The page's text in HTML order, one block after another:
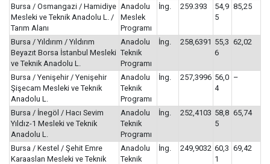
Bursa / Osmangazi / Hamidiye
Mesleki ve Teknik Anadolu L. /
Tarım Alanı
Anadolu
Meslek
Programı
İng. 259.393
54,9
5
85,25
Bursa / Yıldırım / Yıldırım
Beyazıt Borsa İstanbul Mesleki
ve Teknik Anadolu L.
Anadolu
Teknik
Programı
İng. 258,6391 55,3
6
62,02
Bursa / Yenişehir / Yenişehir
Şişecam Mesleki ve Teknik
Anadolu L.
Anadolu
Teknik
Programı
İng. 257,3996 56,0
4
–
Bursa / İnegöl / Hacı Sevim
Yıldız-1 Mesleki ve Teknik
Anadolu L.
Anadolu
Teknik
Programı
İng. 252,4103 58,8
5
65,74
Bursa / Kestel / Şehit Emre
Karaaslan Mesleki ve Teknik
Anadolu
Teknik
İng. 249,9032 60,3
1
69,42